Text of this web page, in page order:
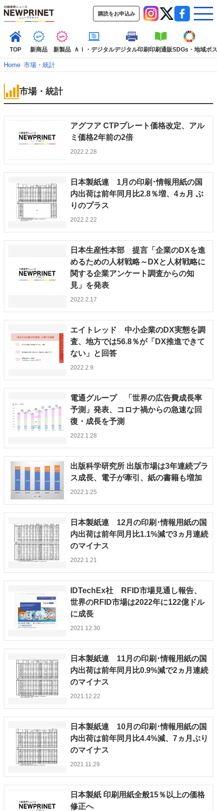
購読をお申込み
TOP 新商品 新製品 ＡＩ・デジタルデジタル印刷印刷通販SDGs・地域ポ
インデックス
インタビュー
コレクション
カテゴリー一覧
ＡＩ・デジタル
SDGs・地域
ポストプレス ビジネス イベント 信用情報
業界
人事・移転・異動・訃報
特集記事カテゴリー一覧
2022 見える化・MIS特集
JAPAN PACK 2023 特集
中古印刷機・製本機特集
2022 検査・校正特集
特集・デジタル印刷 ～ 新成長軌道を描く
案内
JFPI印刷用語集
運営
購読・購入申し込み
サイトポリシー
お問い合わせ
Home–市場・統計
市場・統計
アグフア CTPプレート価格改定、アル
ミ価格2年前の2倍
2022.2.28
日本製紙連 1月の印刷･情報用紙の国
内出荷は前年同月比2.8％増、4ヵ月 ぶ
りのプラス
2022.2.22
日本生産性本部 提言「企業のDXを進
めるための人材戦略～DXと人材戦略に
関する企業アンケート調査からの知
見」を発表
2022.2.17
エイトレッド 中小企業のDX実態を調
査、地方では56.8％が「DX推進できて
ない」と回答
2022.2.9
電通グループ 「世界の広告費成長率
予測」発表、コロナ禍からの急速な回
復・成長を予測
2022.1.28
出版科学研究所 出版市場は3年連続プラ
ス成長、電子が牽引、紙の書籍も増加
2022.1.25
日本製紙連 12月の印刷･情報用紙の国
内出荷は前年同月比1.1%減で3ヵ月連続
のマイナス
2022.1.21
IDTechEx社 RFID市場見通し報告、
世界のRFID市場は2022年に122億ドル
に成長
2021.12.30
日本製紙連 11月の印刷･情報用紙の国
内出荷は前年同月比0.9%減で2ヵ月連続
のマイナス
2021.12.22
日本製紙連 10月の印刷･情報用紙の国
内出荷は前年同月比4.4%減、7ヵ月ぶり
のマイナス
2021.11.29
日本製紙 印刷用紙全般15％以上の価格
修正へ